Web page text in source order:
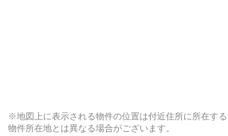
※地図上に表示される物件の位置は付近住所に所在す
物件所在地とは異なる場合がございます。